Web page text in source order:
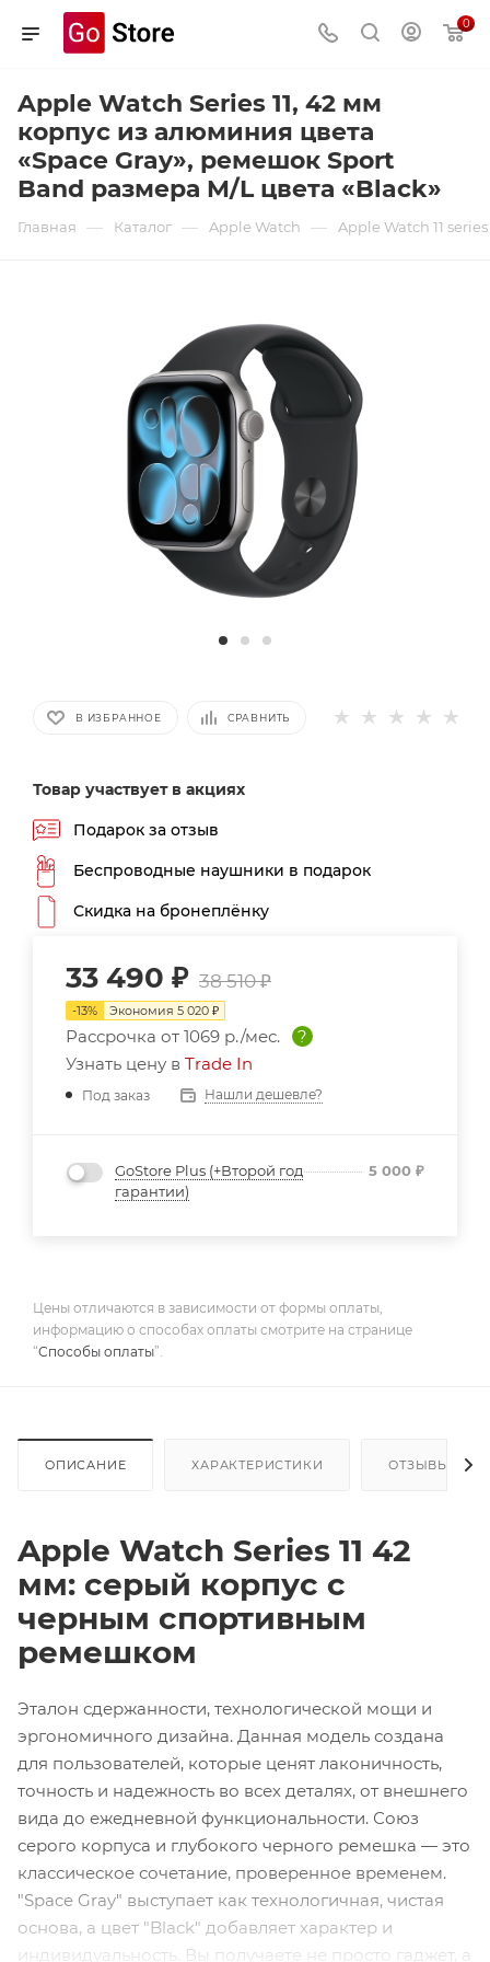
0
Apple Watch Series 11, 42 мм
корпус из алюминия цвета
«Space Gray», ремешок Sport
Band размера M/L цвета «Black»
Главная — Каталог — Apple Watch — Apple Watch 11 series
В ИЗБРАННОЕ СРАВНИТЬ
Товар участвует в акциях
Подарок за отзыв
Беспроводные наушники в подарок
Скидка на бронеплёнку
33 490 ₽ 38 510₽
-13% Экономия 5 020 ₽
Рассрочка от 1069 р./мес.
?
Узнать цену в Trade In
Под заказ Нашли дешевле?
GoStore Plus (+Второй год
гарантии)
5 000 ₽
Цены отличаются в зависимости от формы оплаты,
информацию о способах оплаты смотрите на странице
“Способы оплаты”.
ОПИСАНИЕ ХАРАКТЕРИСТИКИ ОТЗЫВЫ
Apple Watch Series 11 42
мм: серый корпус с
черным спортивным
ремешком
Эталон сдержанности, технологической мощи и
эргономичного дизайна. Данная модель создана
для пользователей, которые ценят лаконичность,
точность и надежность во всех деталях, от внешнего
вида до ежедневной функциональности. Союз
серого корпуса и глубокого черного ремешка — это
классическое сочетание, проверенное временем.
"Space Gray" выступает как технологичная, чистая
основа, а цвет "Black" добавляет характер и
индивидуальность. Вы получаете не просто гаджет, а